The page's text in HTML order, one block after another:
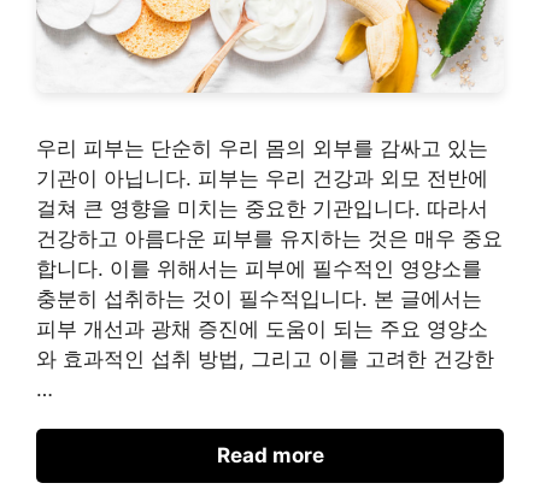
우리 피부는 단순히 우리 몸의 외부를 감싸고 있는
기관이 아닙니다. 피부는 우리 건강과 외모 전반에
걸쳐 큰 영향을 미치는 중요한 기관입니다. 따라서
건강하고 아름다운 피부를 유지하는 것은 매우 중요
합니다. 이를 위해서는 피부에 필수적인 영양소를
충분히 섭취하는 것이 필수적입니다. 본 글에서는
피부 개선과 광채 증진에 도움이 되는 주요 영양소
와 효과적인 섭취 방법, 그리고 이를 고려한 건강한
…
Read more